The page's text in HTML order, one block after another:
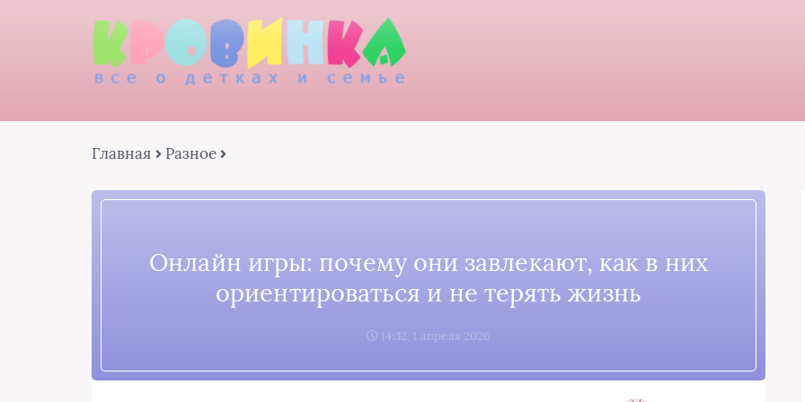
Главная Разное
Онлайн игры: почему они завлекают, как в них
ориентироваться и не терять жизнь
14:32, 1 апреля 2026